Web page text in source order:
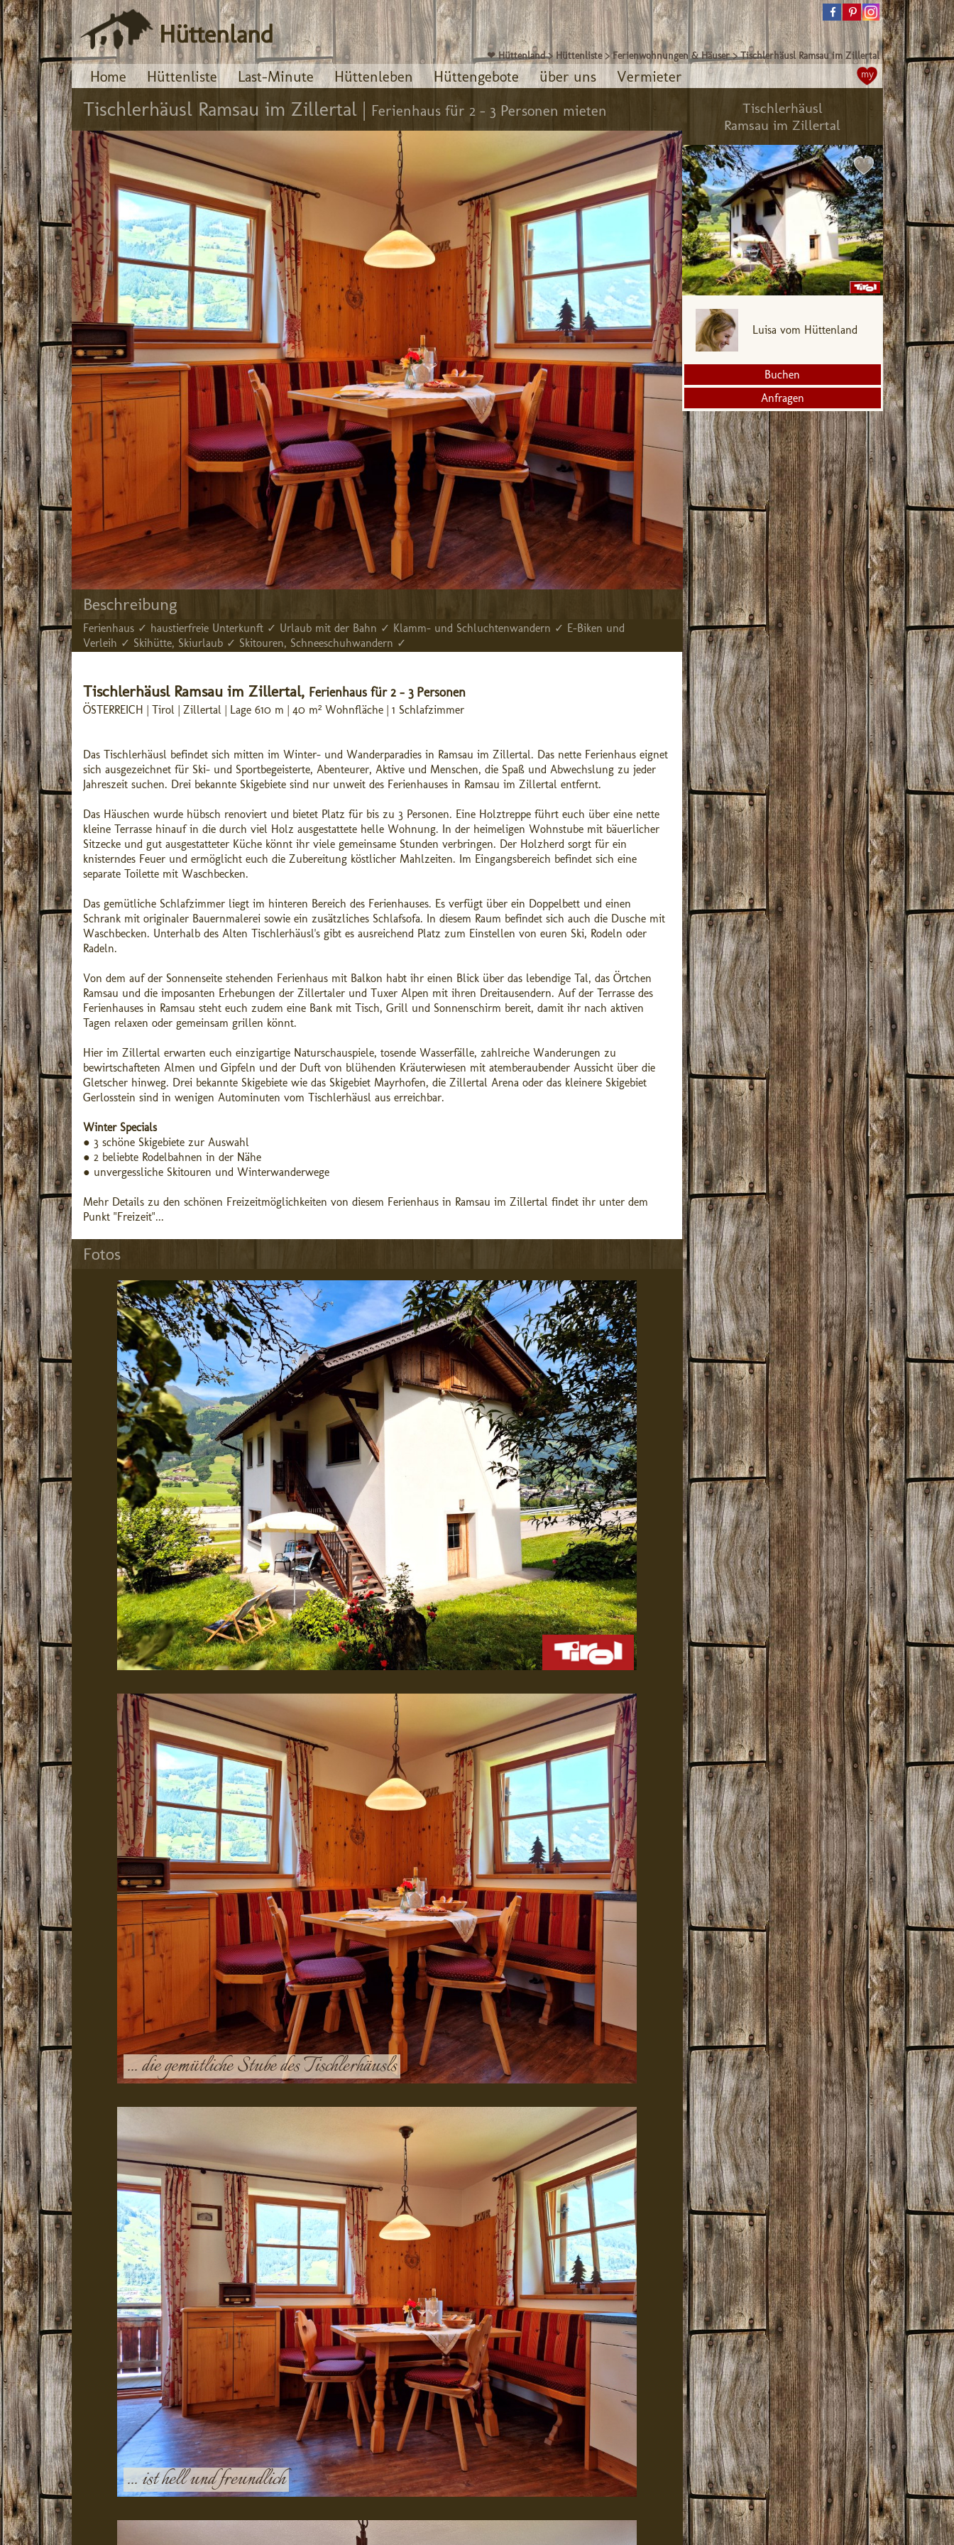
❤ Hüttenland >Hüttenliste >Ferienwohnungen & Häuser >Tischlerhäusl Ramsau im Zillertal
Hüttenland
Home Hüttenliste Last-Minute Hüttenleben Hüttengebote über uns Vermieter my
Tischlerhäusl Ramsau im Zillertal | Ferienhaus für 2 - 3 Personen mieten
Beschreibung
Ferienhaus ✓ haustierfreie Unterkunft ✓ Urlaub mit der Bahn ✓ Klamm- und Schluchtenwandern ✓ E-Biken und
Verleih ✓ Skihütte, Skiurlaub ✓ Skitouren, Schneeschuhwandern ✓
Tischlerhäusl Ramsau im Zillertal, Ferienhaus für 2 - 3 Personen
ÖSTERREICH | Tirol | Zillertal | Lage 610 m | 40 m² Wohnfläche | 1 Schlafzimmer
Das Tischlerhäusl befindet sich mitten im Winter- und Wanderparadies in Ramsau im Zillertal. Das nette Ferienhaus eignet
sich ausgezeichnet für Ski- und Sportbegeisterte, Abenteurer, Aktive und Menschen, die Spaß und Abwechslung zu jeder
Jahreszeit suchen. Drei bekannte Skigebiete sind nur unweit des Ferienhauses in Ramsau im Zillertal entfernt.
Das Häuschen wurde hübsch renoviert und bietet Platz für bis zu 3 Personen. Eine Holztreppe führt euch über eine nette
kleine Terrasse hinauf in die durch viel Holz ausgestattete helle Wohnung. In der heimeligen Wohnstube mit bäuerlicher
Sitzecke und gut ausgestatteter Küche könnt ihr viele gemeinsame Stunden verbringen. Der Holzherd sorgt für ein
knisterndes Feuer und ermöglicht euch die Zubereitung köstlicher Mahlzeiten. Im Eingangsbereich befindet sich eine
separate Toilette mit Waschbecken.
Das gemütliche Schlafzimmer liegt im hinteren Bereich des Ferienhauses. Es verfügt über ein Doppelbett und einen
Schrank mit originaler Bauernmalerei sowie ein zusätzliches Schlafsofa. In diesem Raum befindet sich auch die Dusche mit
Waschbecken. Unterhalb des Alten Tischlerhäusl's gibt es ausreichend Platz zum Einstellen von euren Ski, Rodeln oder
Radeln.
Von dem auf der Sonnenseite stehenden Ferienhaus mit Balkon habt ihr einen Blick über das lebendige Tal, das Örtchen
Ramsau und die imposanten Erhebungen der Zillertaler und Tuxer Alpen mit ihren Dreitausendern. Auf der Terrasse des
Ferienhauses in Ramsau steht euch zudem eine Bank mit Tisch, Grill und Sonnenschirm bereit, damit ihr nach aktiven
Tagen relaxen oder gemeinsam grillen könnt.
Hier im Zillertal erwarten euch einzigartige Naturschauspiele, tosende Wasserfälle, zahlreiche Wanderungen zu
bewirtschafteten Almen und Gipfeln und der Duft von blühenden Kräuterwiesen mit atemberaubender Aussicht über die
Gletscher hinweg. Drei bekannte Skigebiete wie das Skigebiet Mayrhofen, die Zillertal Arena oder das kleinere Skigebiet
Gerlosstein sind in wenigen Autominuten vom Tischlerhäusl aus erreichbar.
Winter Specials
● 3 schöne Skigebiete zur Auswahl
● 2 beliebte Rodelbahnen in der Nähe
● unvergessliche Skitouren und Winterwanderwege
Mehr Details zu den schönen Freizeitmöglichkeiten von diesem Ferienhaus in Ramsau im Zillertal findet ihr unter dem
Punkt "Freizeit"...
Fotos
... die gemütliche Stube des Tischlerhäusls
... ist hell und freundlich
Tischlerhäusl
Ramsau im Zillertal
Luisa vom Hüttenland
Buchen
Anfragen